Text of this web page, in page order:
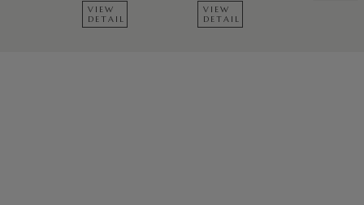
VIEW
DETAIL
VIEW
DETAIL